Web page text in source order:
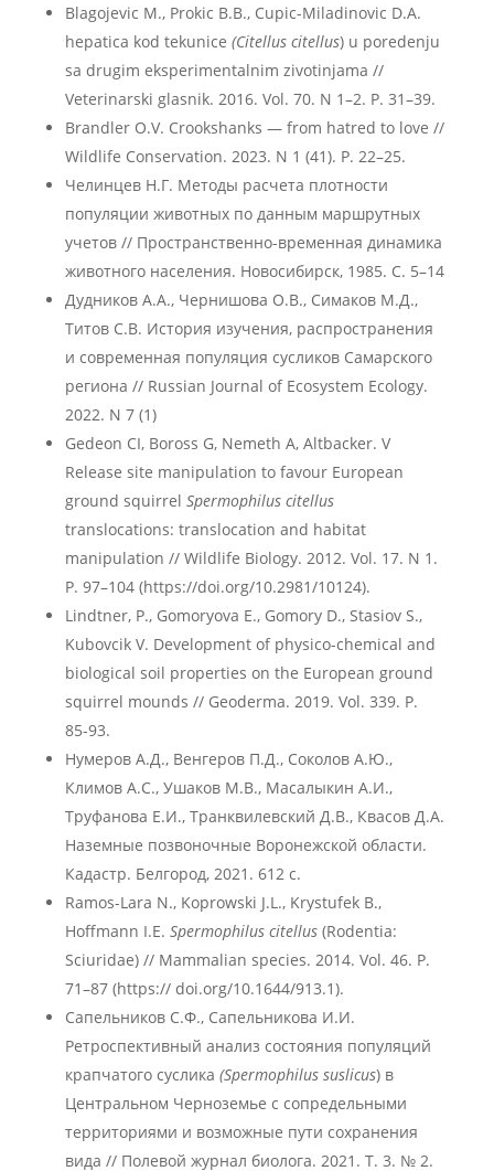
Blagojevic M., Prokic B.B., Cupic-Miladinovic D.A.
hepatica kod tekunice (Citellus citellus) u poredenju
sa drugim eksperimentalnim zivotinjama //
Veterinarski glasnik. 2016. Vol. 70. N 1–2. P. 31–39.
Brandler O.V. Crookshanks — from hatred to love //
Wildlife Conservation. 2023. N 1 (41). P. 22–25.
Челинцев Н.Г. Методы расчета плотности
популяции животных по данным маршрутных
учетов // Пространственно-временная динамика
животного населения. Новосибирск, 1985. С. 5–14
Дудников А.А., Чернишова О.В., Симаков М.Д.,
Титов С.В. История изучения, распространения
и современная популяция сусликов Самарского
региона // Russian Journal of Ecosystem Ecology.
2022. N 7 (1)
Gedeon CI, Boross G, Nemeth A, Altbacker. V
Release site manipulation to favour European
ground squirrel Spermophilus citellus
translocations: translocation and habitat
manipulation // Wildlife Biology. 2012. Vol. 17. N 1.
P. 97–104 (https://doi.org/10.2981/10124).
Lindtner, P., Gomoryova E., Gomory D., Stasiov S.,
Kubovcik V. Development of physico-chemical and
biological soil properties on the European ground
squirrel mounds // Geoderma. 2019. Vol. 339. P.
85-93.
Нумеров А.Д., Венгеров П.Д., Соколов А.Ю.,
Климов А.С., Ушаков М.В., Масалыкин А.И.,
Труфанова Е.И., Транквилевский Д.В., Квасов Д.А.
Наземные позвоночные Воронежской области.
Кадастр. Белгород, 2021. 612 с.
Ramos-Lara N., Koprowski J.L., Krystufek B.,
Hoffmann I.E. Spermophilus citellus(Rodentia:
Sciuridae) // Mammalian species. 2014. Vol. 46. P.
71–87 (https:// doi.org/10.1644/913.1).
Сапельников С.Ф., Сапельникова И.И.
Ретроспективный анализ состояния популяций
крапчатого суслика (Spermophilus suslicus) в
Центральном Черноземье с сопредельными
территориями и возможные пути сохранения
вида // Полевой журнал биолога. 2021. Т. 3. № 2.